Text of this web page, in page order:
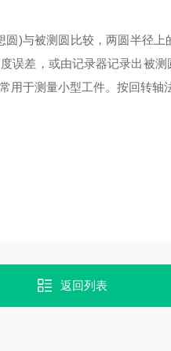
)与被测圆比较，两圆半径
误差，或由记录器记录出被
于测量小型工件。按回转轴
返回列表